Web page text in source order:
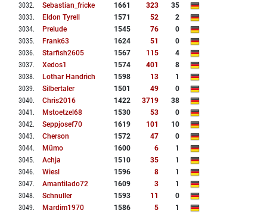
3032. Sebastian_fricke 1661 323
35
3033. Eldon Tyrell 1571 52
2
3034. Prelude 1545 76
0
3035. Frank63 1624 51
0
3036. Starfish2605 1567 115
4
3037. Xedos1 1574 401
8
3038. Lothar Handrich 1598 13
1
3039. Silbertaler 1501 49
0
3040. Chris2016 1422 3719
38
3041 . Mstoetzel68 1530 53
0
3042. Seppjosef70 1619 101
10
3043. Cherson 1572 47
0
3044. Mümo 1600 6
1
3045. Achja 1510 35
1
3046. Wiesl 1596 8
1
3047. Amantilado72 1609 3
1
3048. Schnuller 1593 11
0
3049. Mardim1970 1586 5
1